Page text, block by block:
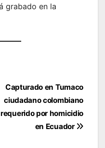
grabado en la
Capturado en Tumaco
ciudadano colombiano
requerido por homicidio
en Ecuador